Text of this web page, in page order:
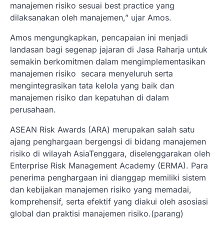
manajemen risiko sesuai best practice yang
dilaksanakan oleh manajemen,” ujar Amos.
Amos mengungkapkan, pencapaian ini menjadi
landasan bagi segenap jajaran di Jasa Raharja untuk
semakin berkomitmen dalam mengimplementasikan
manajemen risiko secara menyeluruh serta
mengintegrasikan tata kelola yang baik dan
manajemen risiko dan kepatuhan di dalam
perusahaan.
ASEAN Risk Awards (ARA) merupakan salah satu
ajang penghargaan bergengsi di bidang manajemen
risiko di wilayah AsiaTenggara, diselenggarakan oleh
Enterprise Risk Management Academy (ERMA). Para
penerima penghargaan ini dianggap memiliki sistem
dan kebijakan manajemen risiko yang memadai,
komprehensif, serta efektif yang diakui oleh asosiasi
global dan praktisi manajemen risiko.(parang)